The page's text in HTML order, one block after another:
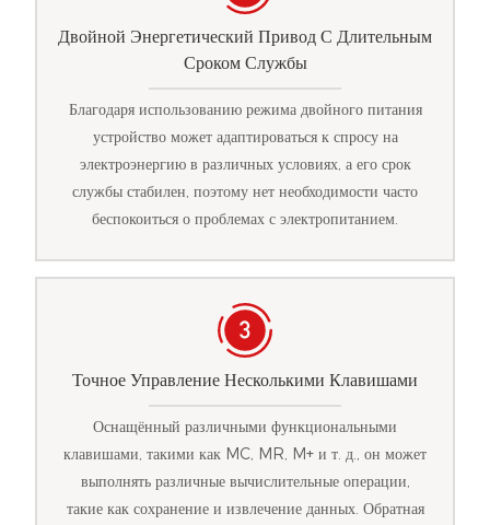
Двойной Энергетический Привод С Длительным
Сроком Службы
Благодаря использованию режима двойного питания
устройство может адаптироваться к спросу на
электроэнергию в различных условиях, а его срок
службы стабилен, поэтому нет необходимости часто
беспокоиться о проблемах с электропитанием.
Точное Управление Несколькими Клавишами
Оснащённый различными функциональными
клавишами, такими как MC, MR, M+ и т. д., он может
выполнять различные вычислительные операции,
такие как сохранение и извлечение данных. Обратная